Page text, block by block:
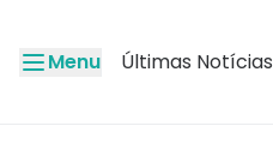
Menu Últimas Notícias